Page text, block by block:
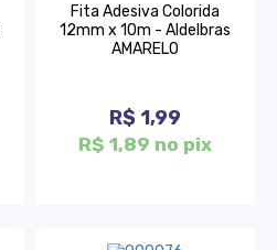
Fita Adesiva Colorida
12mm x 10m - Aldelbras
AMARELO
R$ 1,99
R$ 1,89 no pix